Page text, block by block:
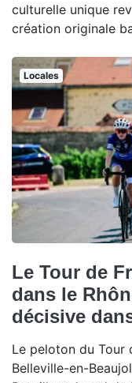
culturelle unique
création originale
Locales
Le Tour de
dans le
décisive
Le peloton du Tour
Belleville-en-